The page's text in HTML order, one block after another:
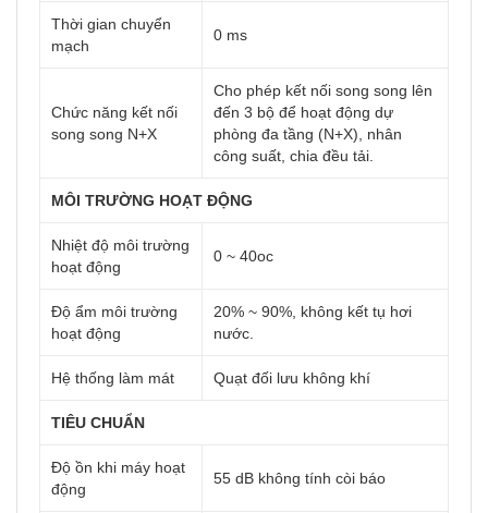
Thời gian chuyển
mạch
0 ms
Chức năng kết nối
song song N+X
Cho phép kết nối song song lên
đến 3 bộ để hoạt động dự
phòng đa tầng (N+X), nhân
công suất, chia đều tải.
MÔI TRƯỜNG HOẠT ĐỘNG
Nhiệt độ môi trường
hoạt động
0 ~ 40oc
Độ ẩm môi trường
hoạt động
20% ~ 90%, không kết tụ hơi
nước.
Hệ thống làm mát Quạt đối lưu không khí
TIÊU CHUẨN
Độ ồn khi máy hoạt
động
55 dB không tính còi báo